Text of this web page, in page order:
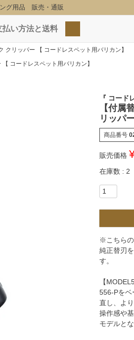
ング用品 販売・通販
払い方法と送料
検索
クリッパー 【 コードレスペット用バリカン】
コードレスペット用バリカン】
『 コード
【付属
リッパ
商品番号
販売価格
在庫数 2
※こちらの
純正替刃
す。
【
556-Pをベ
直し、よ
操作感や
モデルとな